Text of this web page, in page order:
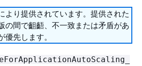
より提供されています。提供された
の間で齟齬、不一致または矛盾があ
優先します。